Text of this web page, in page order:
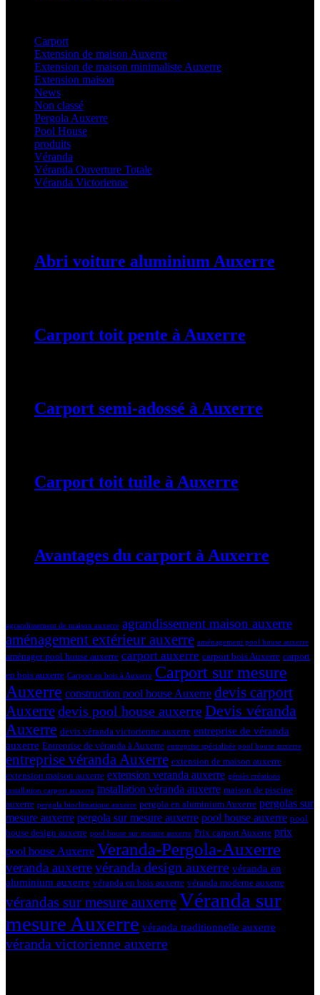
Carport(36)
Extension de maison Auxerre
Extension de maison minimaliste Auxerre
Extension maison
News
Non classé
Pergola Auxerre
Pool House
produits
Véranda
Véranda Ouverture Totale
Véranda Victorienne
Abri voiture aluminium Auxerre
Carport toit pente à Auxerre
Carport semi-adossé à Auxerre
Carport toit tuile à Auxerre
Avantages du carport à Auxerre
agrandissement de maison auxerre agrandissement maison auxerre
aménagement extérieur auxerre aménagement pool house auxerre
aménager pool house auxerre carport auxerre carport bois Auxerre carport
en bois auxerre Carport en bois à Auxerre Carport sur mesure
Auxerre construction pool house Auxerre devis carport
Auxerredevis pool house auxerreDevis véranda
Auxerre devis véranda victorienne auxerre entreprise de véranda
auxerre Entreprise de véranda à Auxerre entreprise spécialisée pool house auxerre
entreprise véranda Auxerre extension de maison auxerre
extension maison auxerre extension veranda auxerre géniès créations
installation carport auxerre installation véranda auxerre maison de piscine
auxerre pergola bioclimatique auxerre pergola en aluminium Auxerre pergolas sur
mesure auxerre pergola sur mesure auxerre pool house auxerre pool
house design auxerre pool house sur mesure auxerre Prix carport Auxerre prix
pool house Auxerre Veranda-Pergola-Auxerre
veranda auxerrevéranda design auxerre véranda en
aluminium auxerre véranda en bois auxerre véranda moderne auxerre
vérandas sur mesure auxerreVéranda sur
mesure Auxerre véranda traditionnelle auxerre
véranda victorienne auxerre